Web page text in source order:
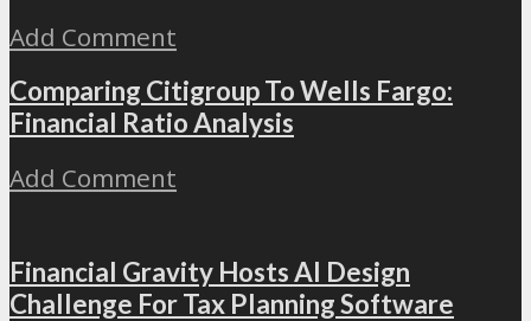
Add Comment
Comparing Citigroup To Wells Fargo:
Financial Ratio Analysis
Add Comment
Financial Gravity Hosts AI Design
Challenge For Tax Planning Software